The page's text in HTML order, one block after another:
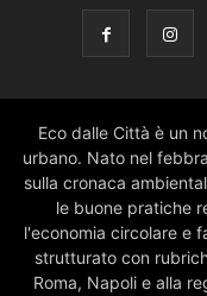
Eco dalle Città è un
urbano. Nato nel
sulla cronaca
le buone pratiche
l'economia circolare e
strutturato con
Roma, Napoli e alla